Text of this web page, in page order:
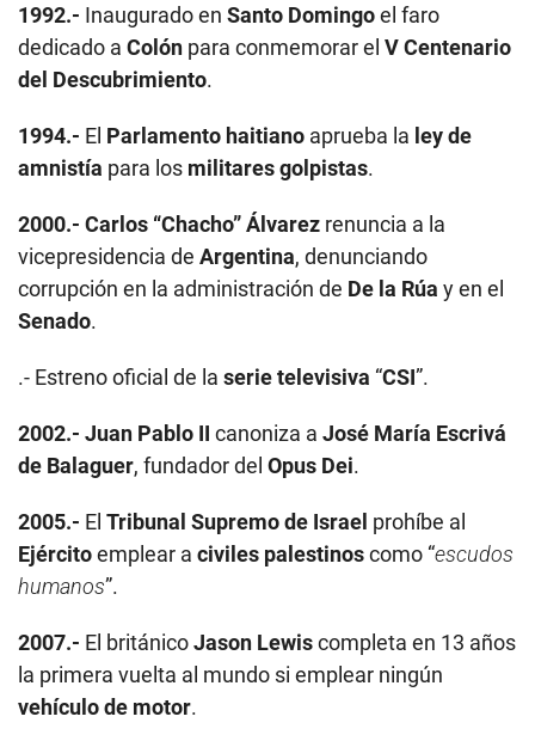
1992.- Inaugurado en Santo Domingoel faro
dedicado a Colón para conmemorar el V Centenario
del Descubrimiento.
1994.- El Parlamento haitiano aprueba la ley de
amnistía para los militares golpistas.
2000.- Carlos “Chacho” Álvarez renuncia a la
vicepresidencia de Argentina, denunciando
corrupción en la administración de De la Rúa y en el
Senado.
.- Estreno oficial de la serie televisiva “CSI”.
2002.- Juan Pablo II canoniza a José María Escrivá
de Balaguer, fundador del Opus Dei.
2005.- El Tribunal Supremo de Israel prohíbe al
Ejércitoemplear a civiles palestinoscomo “escudos
humanos”.
2007.- El británicoJason Lewiscompleta en 13 años
la primera vuelta al mundo si emplear ningún
vehículo de motor.